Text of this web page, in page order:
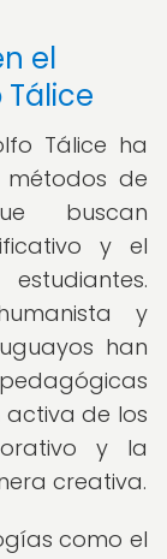
el
Tálice ha
de
buscan
y el
y
han
de los
y la
creativa.
como el